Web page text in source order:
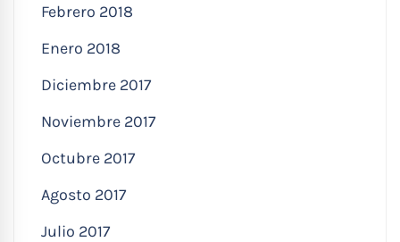
Febrero 2018
Enero 2018
Diciembre 2017
Noviembre 2017
Octubre 2017
Agosto 2017
Julio 2017